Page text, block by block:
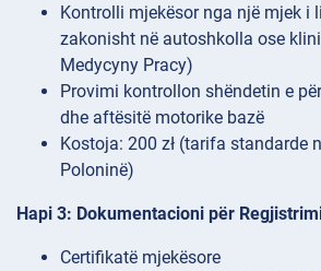
Kontrolli mjekësor nga një mjek i
zakonisht në autoshkolla ose
Medycyny Pracy)
Provimi kontrollon shëndetin e
dhe aftësitë motorike bazë
Kostoja: 200 zł (tarifa standarde
Poloninë)
Hapi 3: Dokumentacioni për
Certifikatë mjekësore